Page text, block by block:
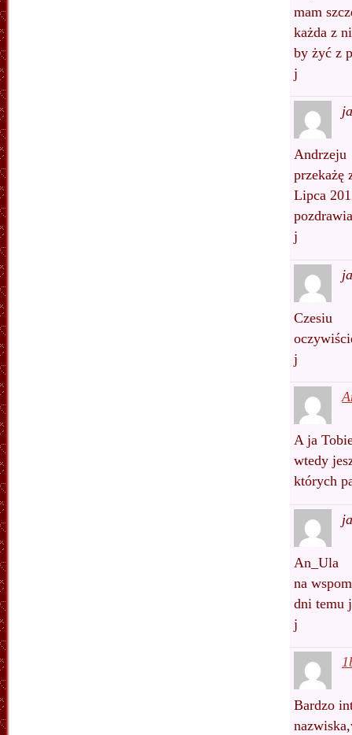
mam
każda z
by żyć z
j
Andrzeju
przekażę
Lipca
j
Czesiu
j
A ja
wtedy
których
An_Ula
na
dni temu
j
Bardzo